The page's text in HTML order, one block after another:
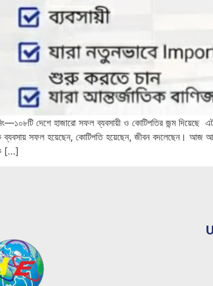
দেশে হাজারো সফল ব্যবসায়ী ও কোটিপতির জন্ম
ব্যবসায় সফল হয়েছেন, কোটিপতি হয়েছেন, জীবন বদলেছেন। আজ
[…]